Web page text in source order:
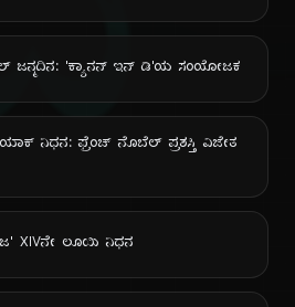
ಜನ್ಮದಿನ: 'ಕ್ಯಾನನ್ ಇನ್ ಡಿ'ಯ ಸಂಯೋಜಕ
ನಿಧನ: ಫ್ರೆಂಚ್ ನೊಬೆಲ್ ಪ್ರಶಸ್ತಿ ವಿಜೇತ
XIVನೇ ಲೂಯಿ ನಿಧನ